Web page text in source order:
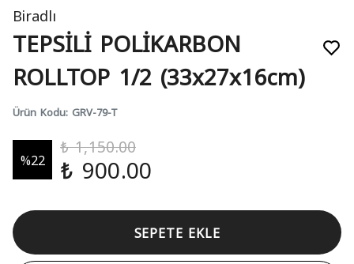
Biradlı
TEPSİLİ POLİKARBON
ROLLTOP 1/2 (33x27x16cm)
Ürün Kodu: GRV-79-T
%22
₺ 1,150.00
₺ 900.00
SEPETE EKLE